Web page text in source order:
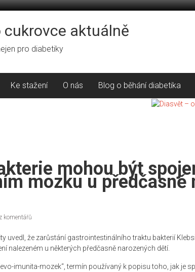
cukrovce aktuálně
pro diabetiky
Ke stažení O nás Blog o běhání diabetika
mohou být
mozku u předčasně
komentářů
uvedl, že zarůstání gastrointestinálního traktu bakterií
nalezeném u některých předčasně narozených dětí.
imunita-mozek“, termín používaný k popisu toho, jak je